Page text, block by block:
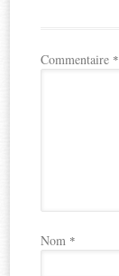
Commentaire *
Nom *